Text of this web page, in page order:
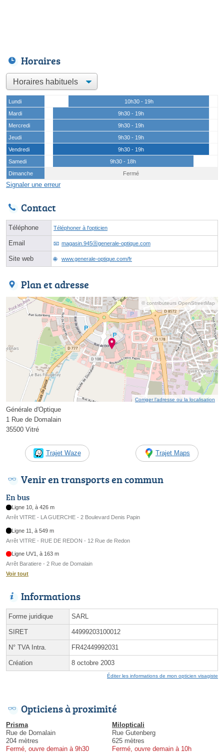
Horaires
Lundi
10h30 - 19h
Mardi
9h30 - 19h
Mercredi
9h30 - 19h
Jeudi
9h30 - 19h
Vendredi
9h30 - 19h
Samedi
9h30 - 18h
Dimanche
Fermé
Signaler une erreur
Contact
Téléphone Téléphoner à l'opticien
Email magasin.945ⓐgenerale-optique.com
Site web www.generale-optique.com/fr
Plan et adresse
© contributeurs OpenStreetMap
Corriger l’adresse ou la localisation
Générale d'Optique
1 Rue de Domalain
35500 Vitré
Trajet Waze Trajet Maps
Venir en transports en commun
En bus
Ligne 10, à 426 m
Arrêt VITRE - LA GUERCHE - 2 Boulevard Denis Papin
Ligne 11, à 549 m
Arrêt VITRE - RUE DE REDON - 12 Rue de Redon
Ligne UV1, à 163 m
Arrêt Baratiere - 2 Rue de Domalain
Voir tout
Informations
Forme juridique SARL
SIRET 44999203100012
N° TVA Intra. FR42449992031
Création 8 octobre 2003
Éditer les informations de mon opticien visagiste
Opticiens à proximité
Prisma
Rue de Domalain
204 mètres
Fermé, ouvre demain à 9h30
Milopticali
Rue Gutenberg
625 mètres
Fermé, ouvre demain à 10h